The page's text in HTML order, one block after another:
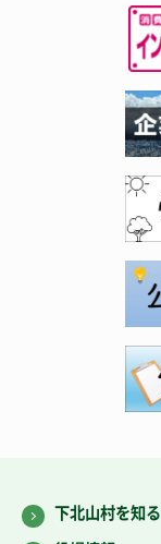
下北山村を知る